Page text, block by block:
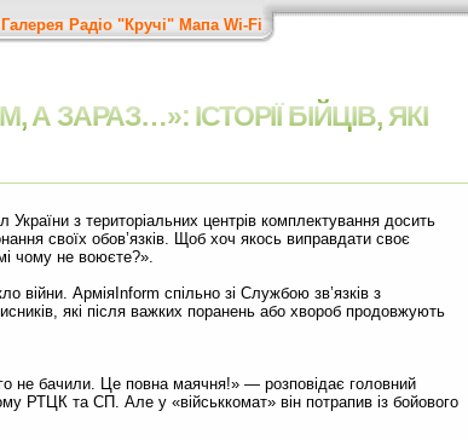
Галерея Радіо "Кручі" Мапа Wi-Fi
ЗАРАЗ…»: ІСТОРІЇ БІЙЦІВ, ЯКІ
з територіальних центрів комплектування досить
своїх обов’язків. Щоб хоч якось виправдати своє
чому не воюєте?».
АрміяInform спільно зі Службою зв’язків з
які після важких поранень або хвороб продовжують
не бачили. Це повна маячня!» — розповідає головний
РТЦК та СП. Але у «військкомат» він потрапив із бойового